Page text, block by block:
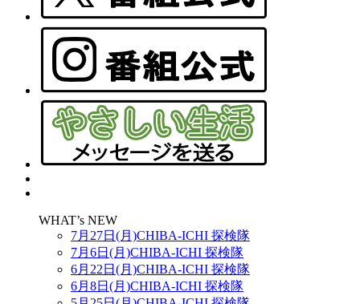
WHAT’s NEW
7月27日(月)CHIBA-ICHI 探検隊
7月6日(月)CHIBA-ICHI 探検隊
6月22日(月)CHIBA-ICHI 探検隊
6月8日(月)CHIBA-ICHI 探検隊